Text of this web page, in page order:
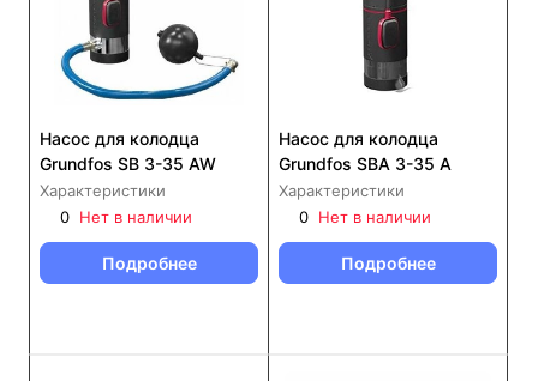
Насос для колодца
Grundfos SB 3-35 AW
Характеристики
0 Нет в наличии
Подробнее
Насос для колодца
Grundfos SBA 3-35 A
Характеристики
0 Нет в наличии
Подробнее